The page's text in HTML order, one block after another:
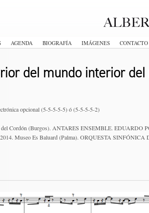
AGENDA BIOGRAFÍA IMÁGENES CONTACTO
del mundo interior del
opcional (5-5-5-5-5) ó (5-5-5-5-2)
del Cordón (Burgos). ANTARES ENSEMBLE. EDUARDO
2014. Museo Es Baluard (Palma). ORQUESTA